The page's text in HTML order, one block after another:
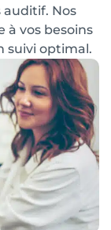
Nos
à vos besoins
suivi optimal.